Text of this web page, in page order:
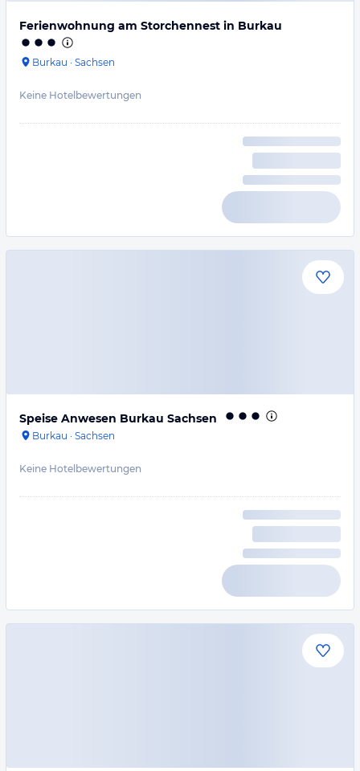
Ferienwohnung am Storchennest in Burkau
Burkau · Sachsen
Keine Hotelbewertungen
Speise Anwesen Burkau Sachsen
Burkau · Sachsen
Keine Hotelbewertungen